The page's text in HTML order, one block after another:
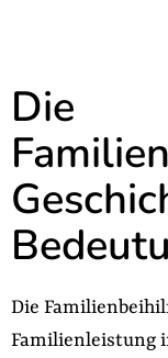
Die
Die
Familienleistung